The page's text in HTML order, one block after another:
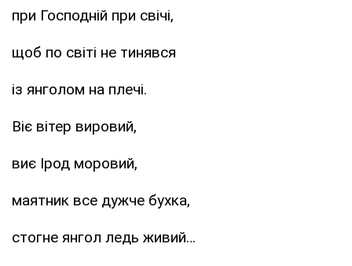
при Господній при свічі,
щоб по світі не тинявся
із янголом на плечі.
Віє вітер вировий,
виє Ірод моровий,
маятник все дужче бухка,
стогне янгол ледь живий…